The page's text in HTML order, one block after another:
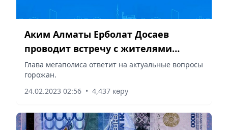
Аким Алматы Ерболат Досаев
проводит встречу с жителями
Жетысуского района
Глава мегаполиса ответит на актуальные вопросы
горожан.
24.02.2023 02:56 • 4,437 көру